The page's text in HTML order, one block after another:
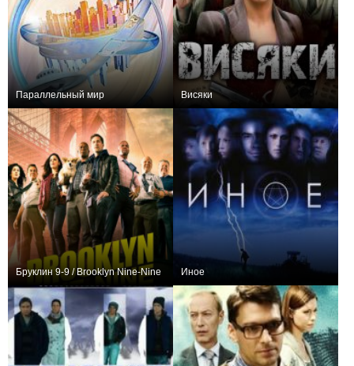
Параллельный мир Висяки
Бруклин 9-9 / Brooklyn Nine-Nine Иное